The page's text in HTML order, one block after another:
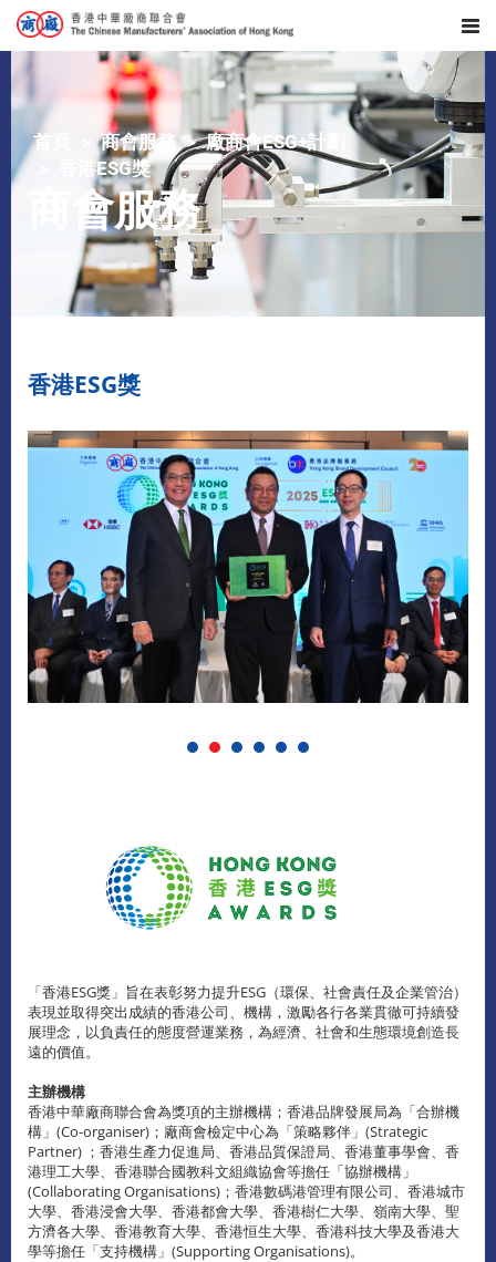
首頁 商會服務
廠商會ESG+計劃
香港ESG獎
商會服務
香港ESG獎
「香港ESG獎」旨在表彰努力提升ESG（環保、社會責任及企業管治）
表現並取得突出成績的香港公司、機構，激勵各行各業貫徹可持續發
展理念，以負責任的態度營運業務，為經濟、社會和生態環境創造長
遠的價值。
主辦機構
香港中華廠商聯合會為獎項的主辦機構；香港品牌發展局為「合辦機
構」(Co-organiser)；廠商會檢定中心為「策略夥伴」(Strategic
Partner) ；香港生產力促進局、香港品質保證局、香港董事學會、香
港理工大學、香港聯合國教科文組織協會等擔任「協辦機構」
(Collaborating Organisations)；香港數碼港管理有限公司、香港城市
大學、香港浸會大學、香港都會大學、香港樹仁大學、嶺南大學、聖
方濟各大學、香港教育大學、香港恒生大學、香港科技大學及香港大
學等擔任「支持機構」(Supporting Organisations)。